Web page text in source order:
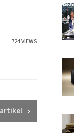
724 VIEWS
artikel